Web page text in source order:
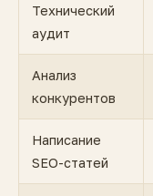
Технический
аудит
Анализ
конкурентов
Написание
SEO-статей